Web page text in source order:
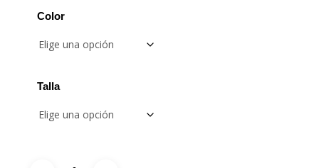
hasta
Color
Talla